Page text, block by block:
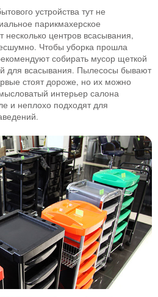
устройства тут не
парикмахерское
центров всасывания,
Чтобы уборка прошла
собирать мусор щеткой
для всасывания. Пылесосы бывают
стоят дороже, но их можно
интерьер салона
и неплохо подходят для